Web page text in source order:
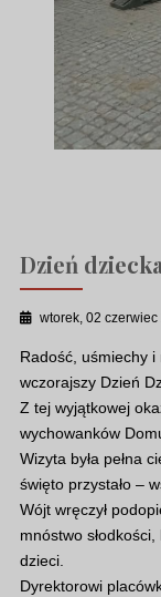
Dzień
wtorek, 02
Radość, uśmiechy i
wczorajszy Dzień
Z tej wyjątkowej
wychowanków
Wizyta była pełna
święto przystało –
Wójt wręczył
mnóstwo
dzieci.
Dyrektorowi